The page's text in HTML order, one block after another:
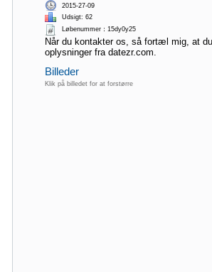
2015-27-09
Udsigt: 62
Løbenummer：15dy0y25
Når du kontakter os, så fortæl mig, at
oplysninger fra datezr.com.
Billeder
Klik på billedet for at forstørre